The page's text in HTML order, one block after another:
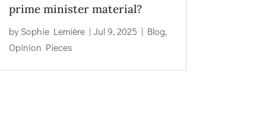
prime minister material?
by Sophie Lemière| Jul 9, 2025 | Blog,
Opinion Pieces